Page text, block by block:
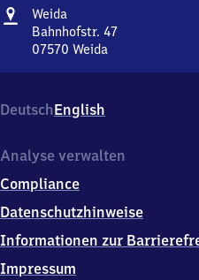
Adresse
Weida
Bahnhofstr. 47
07570 Weida
47,
0
5
0
Weida
DeutschEnglish
Analyse verwalten
Compliance
Datenschutzhinweise
Informationen zur
Impressum